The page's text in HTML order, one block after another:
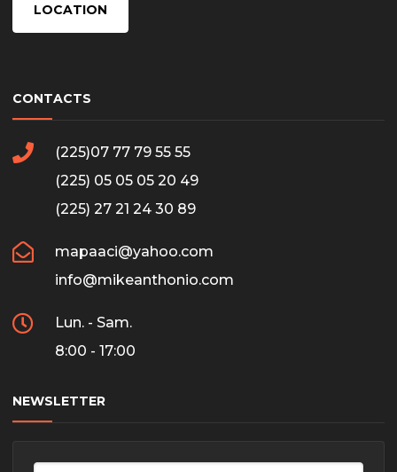
LOCATION
CONTACTS
(225)07 77 79 55 55
(225) 05 05 05 20 49
(225) 27 21 24 30 89
mapaaci@yahoo.com
info@mikeanthonio.com
Lun. - Sam.
8:00 - 17:00
NEWSLETTER